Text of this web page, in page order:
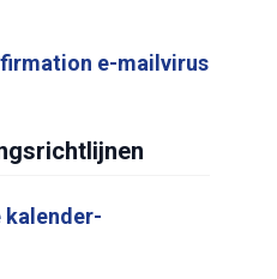
e-mailvirus
kalender-